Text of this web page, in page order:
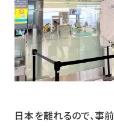
日本を離れるので、事